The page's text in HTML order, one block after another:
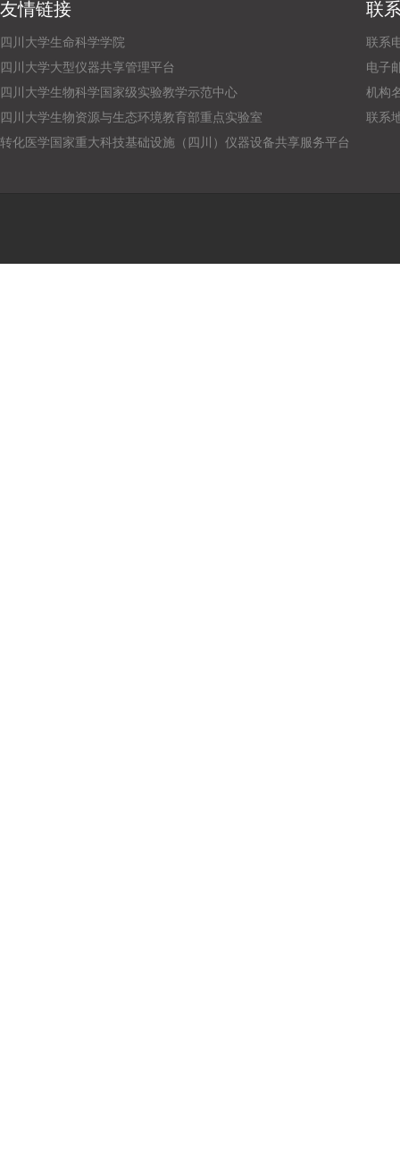
友情链接
四川大学生命科学学院
四川大学大型仪器共享管理平台
四川大学生物科学国家级实验教学示范中心
四川大学生物资源与生态环境教育部重点实验室
转化医学国家重大科技基础设施（四川）仪器设备共享服务平台
联
联系
电子
机构
联系